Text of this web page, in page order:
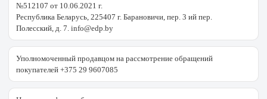
№512107 от 10.06.2021 г.
Республика Беларусь, 225407 г. Барановичи, пер. 3 ий пер.
Полесский, д. 7. info@edp.by
Уполномоченный продавцом на рассмотрение обращений
покупателей +375 29 9607085